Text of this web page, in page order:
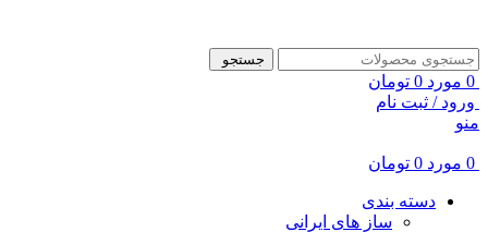
جستجو
0 مورد 0 تومان
ورود / ثبت نام
منو
0 مورد 0 تومان
دسته بندی
ساز های ایرانی